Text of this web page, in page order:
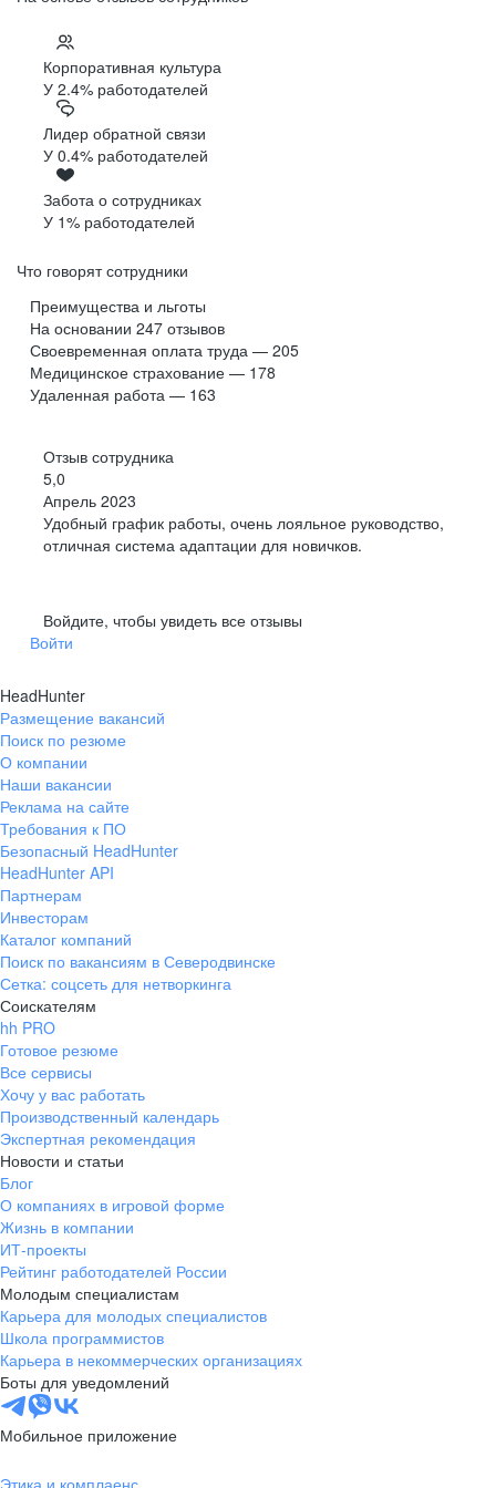
Корпоративная культура
У 2.4% работодателей
Лидер обратной связи
У 0.4% работодателей
Забота о сотрудниках
У 1% работодателей
Что говорят сотрудники
Преимущества и льготы
На основании 247 отзывов
Своевременная оплата труда — 205
Медицинское страхование — 178
Удаленная работа — 163
Отзыв сотрудника
5,0
Апрель 2023
Удобный график работы, очень лояльное руководство,
отличная система адаптации для новичков.
Войдите, чтобы увидеть все отзывы
Войти
HeadHunter
Размещение вакансий
Поиск по резюме
О компании
Наши вакансии
Реклама на сайте
Требования к ПО
Безопасный HeadHunter
HeadHunter API
Партнерам
Инвесторам
Каталог компаний
Поиск по вакансиям в Северодвинске
Сетка: соцсеть для нетворкинга
Соискателям
hh PRO
Готовое резюме
Все сервисы
Хочу у вас работать
Производственный календарь
Экспертная рекомендация
Новости и статьи
Блог
О компаниях в игровой форме
Жизнь в компании
ИТ-проекты
Рейтинг работодателей России
Молодым специалистам
Карьера для молодых специалистов
Школа программистов
Карьера в некоммерческих организациях
Боты для уведомлений
Мобильное приложение